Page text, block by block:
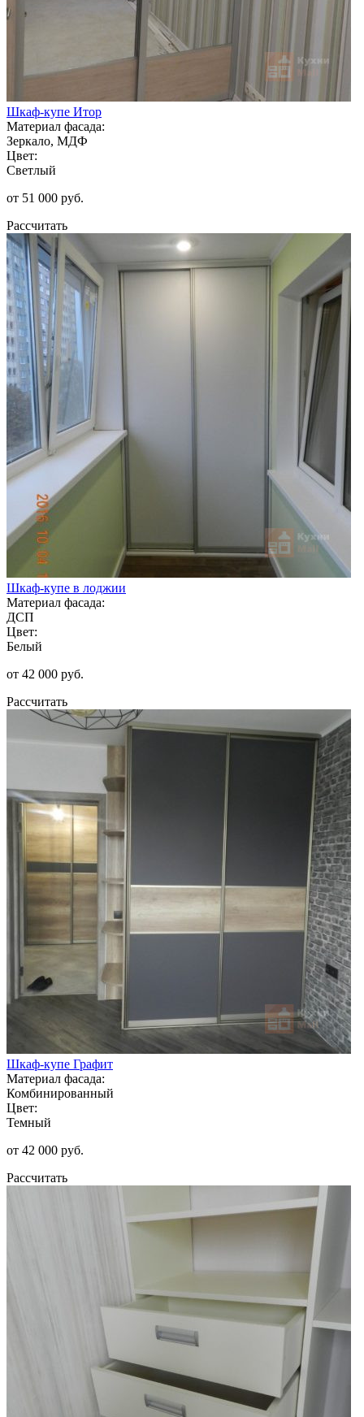
Шкаф-купе Итор
Материал фасада:
Зеркало, МДФ
Цвет:
Светлый
от 51 000 руб.
Рассчитать
Шкаф-купе в лоджии
Материал фасада:
ДСП
Цвет:
Белый
от 42 000 руб.
Рассчитать
Шкаф-купе Графит
Материал фасада:
Комбинированный
Цвет:
Темный
от 42 000 руб.
Рассчитать